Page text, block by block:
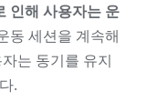
인해 사용자는 운
동 세션을 계속해
는 동기를 유지
.